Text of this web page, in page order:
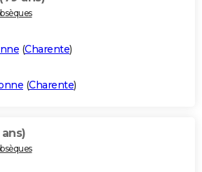
(Charente)
(Charente)